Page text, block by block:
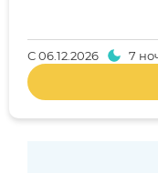
С06.12.2026 7